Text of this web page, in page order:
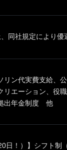
同社規定により優
リン代実費支給、
リエーション、役
出年金制度 他
日！）】シフト